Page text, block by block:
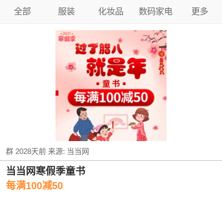
全部 服装 化妆品 数码家电 更多
群 2028天前来源: 当当网
当当网寒假季童书
每满100减50